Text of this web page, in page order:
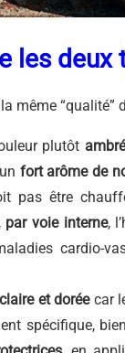
les deux
même
plutôt
fort arôme de
pas être
par voie interne,
cardio-
claire et dorée car
spécifique,